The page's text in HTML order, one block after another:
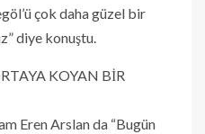
çok daha güzel bir
diye konuştu.
KOYAN BİR
Eren Arslan da “Bugün